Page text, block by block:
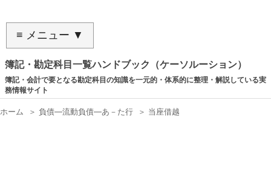
≡ メニュー ▼
簿記・勘定科目一覧ハンドブック（ケーソルーション）
簿記・会計で要となる勘定科目の知識を一元的・体系的に整理・解説している実
務情報サイト
ホーム ＞ 負債―流動負債―あ－た行 ＞ 当座借越